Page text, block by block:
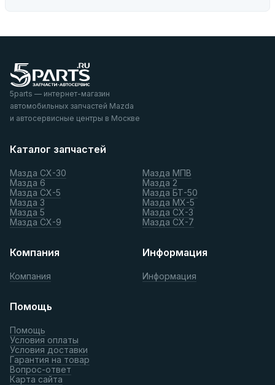
5parts — интернет-магазин
автомобильных запчастей Mazda
и автосервисные центры в Москве
Каталог запчастей
Мазда СХ-30
Мазда 6
Мазда СХ-5
Мазда 3
Мазда 5
Мазда СХ-9
Мазда МПВ
Мазда 2
Мазда БТ-50
Мазда МХ-5
Мазда СХ-3
Мазда СХ-7
Компания
Компания
Информация
Информация
Помощь
Помощь
Условия оплаты
Условия доставки
Гарантия на товар
Вопрос-ответ
Карта сайта